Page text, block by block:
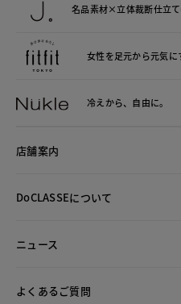
名品素材×立体裁断仕立て
女性を足元から元気に
冷えから、 自由に。
店舗案内
DoCLASSEについて
ニュース
よくあるご質問